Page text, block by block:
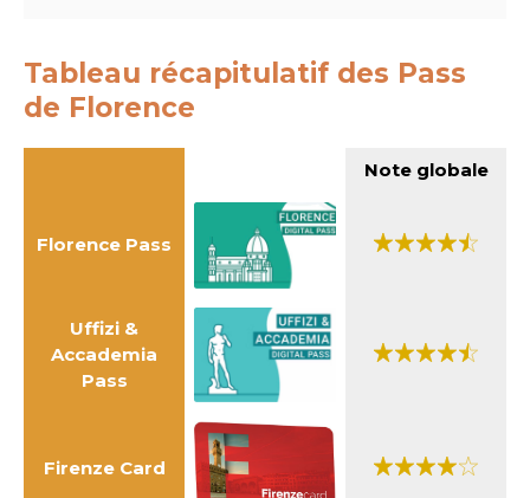
Tableau récapitulatif des Pass
de Florence
Note globale
Florence Pass
Uffizi &
Accademia
Pass
Firenze Card